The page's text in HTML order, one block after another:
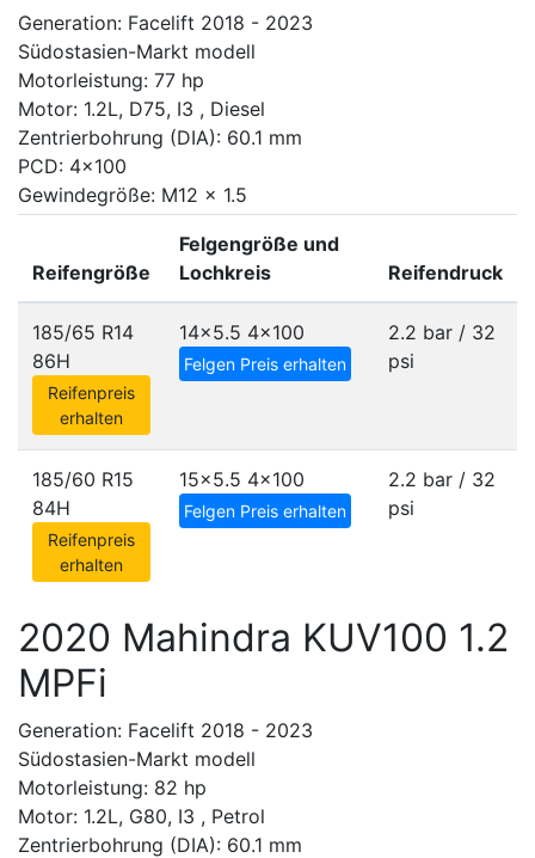
Generation: Facelift 2018 - 2023
Südostasien-Markt modell
Motorleistung: 77 hp
Motor: 1.2L, D75, I3 , Diesel
Zentrierbohrung (DIA): 60.1 mm
PCD: 4x100
Gewindegröße: M12 x 1.5
Reifengröße
Felgengröße und
Lochkreis
Reifendruck
185/65 R14
86H
Reifenpreis
erhalten
14x5.5 4x100
Felgen Preis erhalten
2.2 bar / 32
psi
185/60 R15
84H
Reifenpreis
erhalten
15x5.5 4x100
Felgen Preis erhalten
2.2 bar / 32
psi
2020 Mahindra KUV100 1.2
MPFi
Generation: Facelift 2018 - 2023
Südostasien-Markt modell
Motorleistung: 82 hp
Motor: 1.2L, G80, I3 , Petrol
Zentrierbohrung (DIA): 60.1 mm